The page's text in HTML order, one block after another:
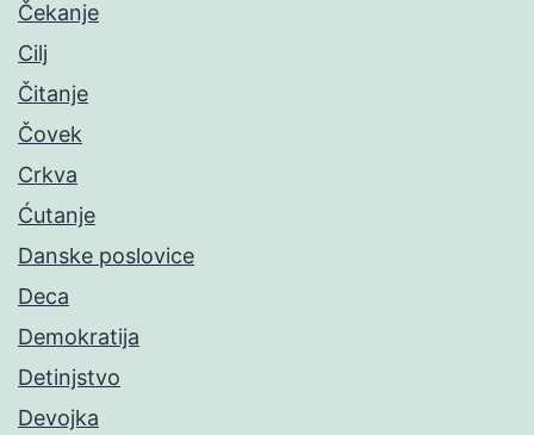
Čekanje
Cilj
Čitanje
Čovek
Crkva
Ćutanje
Danske poslovice
Deca
Demokratija
Detinjstvo
Devojka